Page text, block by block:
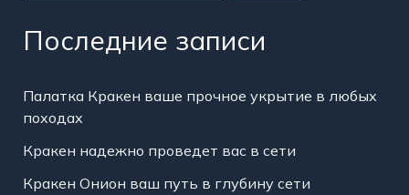
Последние записи
Палатка Кракен ваше прочное укрытие в любых
походах
Кракен надежно проведет вас в сети
Кракен Онион ваш путь в глубину сети